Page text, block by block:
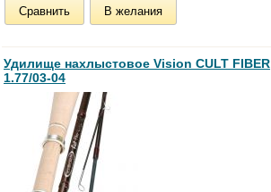
Сравнить В желания
Удилище нахлыстовое Vision CULT FIBER
1.77/03-04